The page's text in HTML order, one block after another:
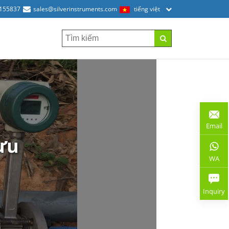
sales@silverinstruments.com tiếng việt
Email
WA
Inquiry